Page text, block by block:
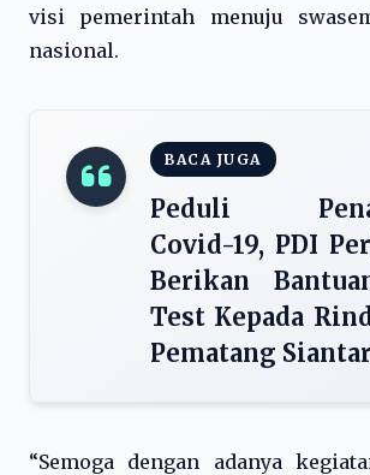
visi pemerintah menuju
nasional.
BACA JUGA
Peduli
Covid-19, PDI
Berikan
Test Kepada
Pematang Siantar
“Semoga dengan adanya